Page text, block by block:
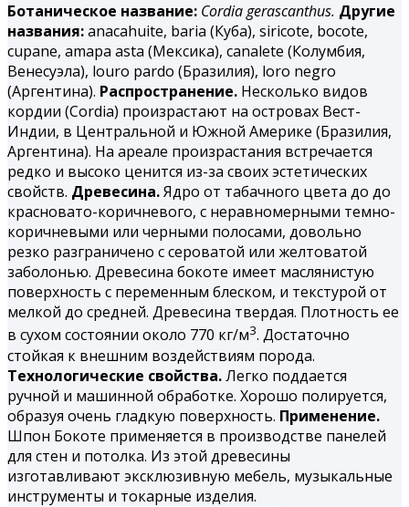
Ботаническое название: Cordia gerascanthus. Другие
названия:аnacahuite, baria (Куба), siricote, bocote,
cupane, amapa asta (Мексика), canalete (Колумбия,
Венесуэла), louro pardo (Бразилия), loro negro
(Аргентина). Распространение. Несколько видов
кордии (Cordia) произрастают на островах Вест-
Индии, в Центральной и Южной Америке (Бразилия,
Аргентина). На ареале произрастания встречается
редко и высоко ценится из-за своих эстетических
свойств. Древесина.Ядро от табачного цвета до до
красновато-коричневого, с неравномерными темно-
коричневыми или черными полосами, довольно
резко разграничено с сероватой или желтоватой
заболонью. Древесина бокоте имеет маслянистую
поверхность с переменным блеском, и текстурой от
мелкой до средней. Древесина твердая. Плотность ее
в сухом состоянии около 770 кг/м3. Достаточно
стойкая к внешним воздействиям порода.
Технологические свойства.Легко поддается
ручной и машинной обработке. Хорошо полируется,
образуя очень гладкую поверхность. Применение.
Шпон Бокоте применяется в производстве панелей
для стен и потолка. Из этой древесины
изготавливают эксклюзивную мебель, музыкальные
инструменты и токарные изделия.